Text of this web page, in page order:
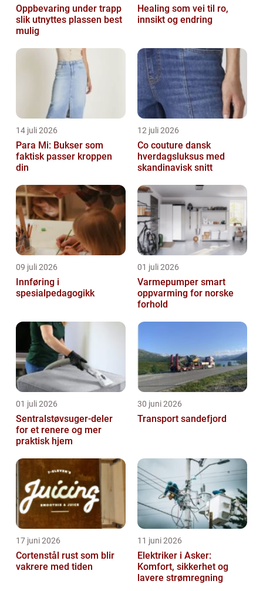
Oppbevaring under trapp
slik utnyttes plassen best
mulig
Healing som vei til ro,
innsikt og endring
14 juli 2026
Para Mi: Bukser som
faktisk passer kroppen
din
12 juli 2026
Co couture dansk
hverdagsluksus med
skandinavisk snitt
09 juli 2026
Innføring i
spesialpedagogikk
01 juli 2026
Varmepumper smart
oppvarming for norske
forhold
01 juli 2026
Sentralstøvsuger-deler
for et renere og mer
praktisk hjem
30 juni 2026
Transport sandefjord
17 juni 2026
Cortenstål rust som blir
vakrere med tiden
11 juni 2026
Elektriker i Asker:
Komfort, sikkerhet og
lavere strømregning